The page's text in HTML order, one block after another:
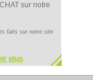
sur notre
faits sur notre site
plus